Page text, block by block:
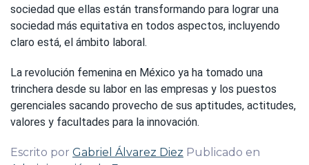
sociedad que ellas están transformando para lograr una
sociedad más equitativa en todos aspectos, incluyendo
claro está, el ámbito laboral.
La revolución femenina en México ya ha tomado una
trinchera desde su labor en las empresas y los puestos
gerenciales sacando provecho de sus aptitudes, actitudes,
valores y facultades para la innovación.
Escrito por Gabriel Álvarez Diez Publicado en